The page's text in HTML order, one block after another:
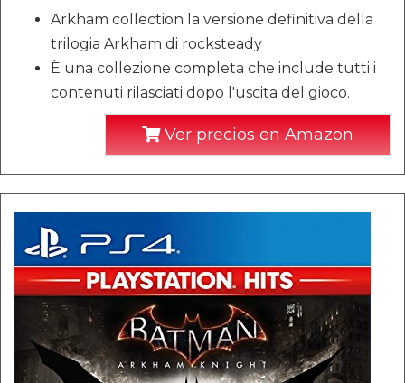
Arkham collection la versione definitiva della
trilogia Arkham di rocksteady
È una collezione completa che include tutti i
contenuti rilasciati dopo l'uscita del gioco.
Ver precios en Amazon